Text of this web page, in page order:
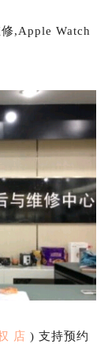
,Apple Watch
店 ) 支持预约